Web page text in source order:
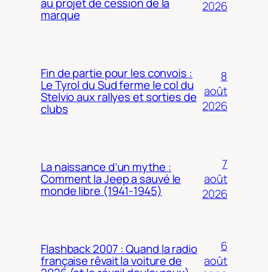
marque
2026
Fin de partie pour les convois :
Le Tyrol du Sud ferme le col du
Stelvio aux rallyes et sorties de
clubs
8
août
2026
La naissance d’un mythe :
Comment la Jeep a sauvé le
monde libre (1941-1945)
7
août
2026
Flashback 2007 : Quand la radio
française rêvait la voiture de
6
août